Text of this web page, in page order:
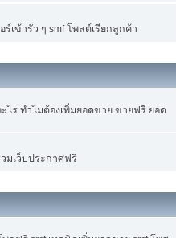
เข้ารัว ๆ smf โพสต์เรียกลูกค้า
ไร ทำไมต้องเพิ่มยอดขาย ขายฟรี ยอด
มเว็บประกาศฟรี